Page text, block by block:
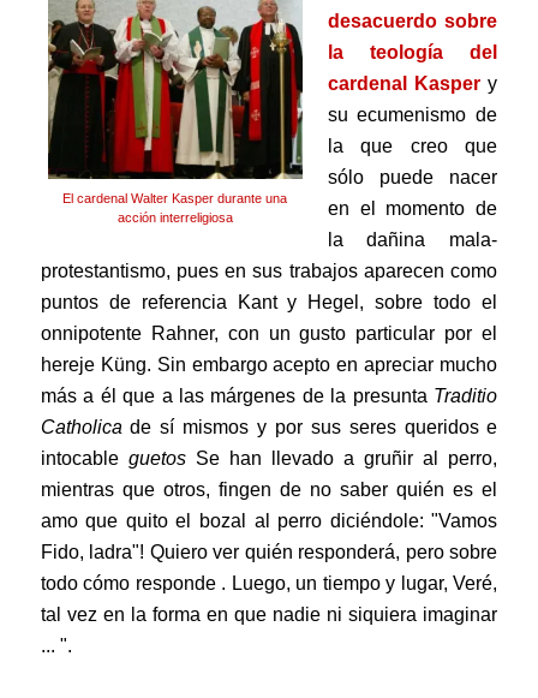
El cardenal Walter Kasper durante una
acción interreligiosa
desacuerdo sobre
la teología del
cardenal Kasper y
su ecumenismo de
la que creo que
sólo puede nacer
en el momento de
la dañina mala-
protestantismo, pues en sus trabajos aparecen como
puntos de referencia Kant y Hegel, sobre todo el
onnipotente Rahner, con un gusto particular por el
hereje Küng. Sin embargo acepto en apreciar mucho
más a él que a las márgenes de la presunta Traditio
Catholicade sí mismos y por sus seres queridos e
intocable guetosSe han llevado a gruñir al perro,
mientras que otros, fingen de no saber quién es el
amo que quito el bozal al perro diciéndole: "Vamos
Fido, ladra"! Quiero ver quién responderá, pero sobre
todo cómo responde . Luego, un tiempo y lugar, Veré,
tal vez en la forma en que nadie ni siquiera imaginar
... ".